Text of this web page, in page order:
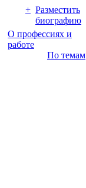
+ Разместить
биографию
О профессиях и
работе
По темам